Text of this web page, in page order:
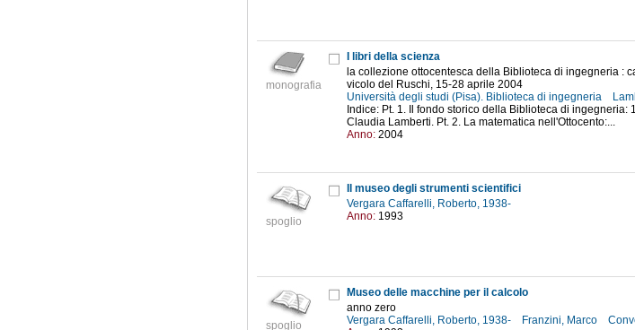
monografia
I libri della scienza
la collezione ottocentesca della Biblioteca di ingegneria :
vicolo del Ruschi, 15-28 aprile 2004
Università degli studi (Pisa). Biblioteca di ingegneria
Indice: Pt. 1. Il fondo storico della Biblioteca di
Claudia Lamberti. Pt. 2. La matematica nell'Ottocento:...
Anno: 2004
spoglio
Il museo degli strumenti scientifici
Vergara Caffarelli, Roberto, 1938-
Anno: 1993
spoglio
Museo delle macchine per il calcolo
anno zero
Vergara Caffarelli, Roberto, 1938-
Franzini, Marco